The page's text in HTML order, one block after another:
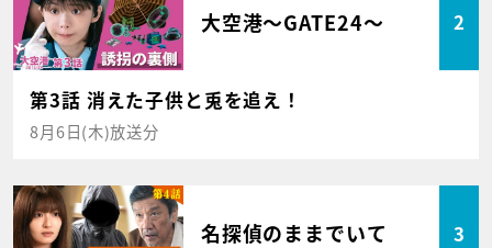
大空港～GATE24～ 2
第3話 消えた子供と兎を追え！
8月6日(木)放送分
名探偵のままでいて 3